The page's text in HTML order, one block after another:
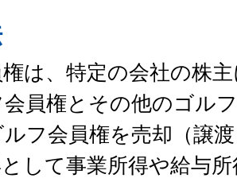
は、特定の会社の株
員権とその他のゴル
フ会員権を売却（譲
して事業所得や給与